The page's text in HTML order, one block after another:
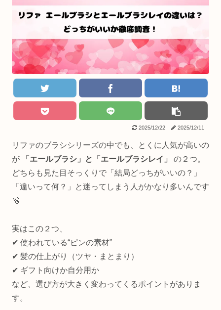
2025/12/22 2025/12/11
リファのブラシシリーズの中でも、とくに人気が高いの
が
「エールブラシ」と「エールブラシレイ」
の２つ。
どちらも見た目そっくりで「結局どっちがいいの？」
「違いって何？」と迷ってしまう人がかなり多いんです
🫧
実はこの２つ、
✔︎ 使われている“ピンの素材”
✔︎ 髪の仕上がり（ツヤ・まとまり）
✔︎ ギフト向けか自分用か
など、選び方が大きく変わってくるポイントがありま
す。